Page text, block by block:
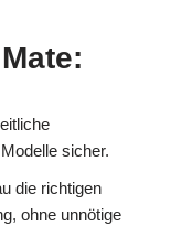
sicher.
die richtigen
ohne unnötige